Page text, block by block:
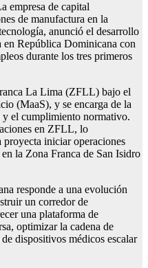
empresa de capital
de manufactura en la
anunció el desarrollo
en República Dominicana con
durante los tres primeros
La Lima (ZFLL) bajo el
(MaaS), y se encarga de la
y el cumplimiento normativo.
en ZFLL, lo
iniciar operaciones
la Zona Franca de San Isidro
responde a una evolución
un corredor de
una plataforma de
optimizar la cadena de
dispositivos médicos escalar